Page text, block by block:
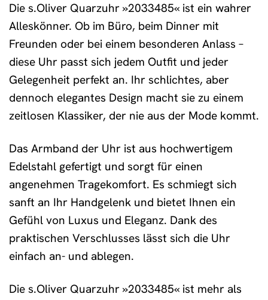
Die s.Oliver Quarzuhr »2033485« ist ein wahrer
Alleskönner. Ob im Büro, beim Dinner mit
Freunden oder bei einem besonderen Anlass –
diese Uhr passt sich jedem Outfit und jeder
Gelegenheit perfekt an. Ihr schlichtes, aber
dennoch elegantes Design macht sie zu einem
zeitlosen Klassiker, der nie aus der Mode kommt.
Das Armband der Uhr ist aus hochwertigem
Edelstahl gefertigt und sorgt für einen
angenehmen Tragekomfort. Es schmiegt sich
sanft an Ihr Handgelenk und bietet Ihnen ein
Gefühl von Luxus und Eleganz. Dank des
praktischen Verschlusses lässt sich die Uhr
einfach an- und ablegen.
Die s.Oliver Quarzuhr »2033485« ist mehr als